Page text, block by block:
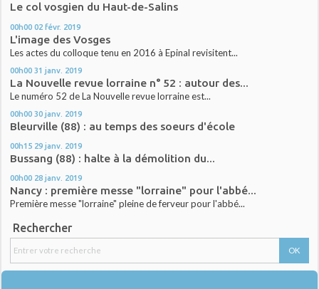
Le col vosgien du Haut-de-Salins
00h00 02 févr. 2019
L'image des Vosges
Les actes du colloque tenu en 2016 à Epinal revisitent...
00h00 31 janv. 2019
La Nouvelle revue lorraine n° 52 : autour des...
Le numéro 52 de La Nouvelle revue lorraine est...
00h00 30 janv. 2019
Bleurville (88) : au temps des soeurs d'école
00h15 29 janv. 2019
Bussang (88) : halte à la démolition du...
00h00 28 janv. 2019
Nancy : première messe "lorraine" pour l'abbé...
Première messe "lorraine" pleine de ferveur pour l'abbé...
Rechercher